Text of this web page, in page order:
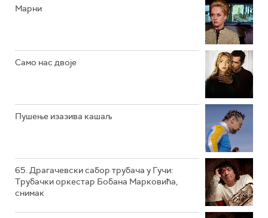
Марни
Само нас двоје
Пушење изазива кашаљ
65. Драгачевски сабор трубача у Гучи:
Трубачки оркестар Бобана Марковића,
снимак